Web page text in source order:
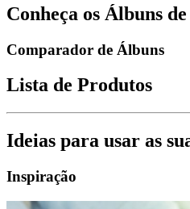
Conheça os Álbuns
Comparador de Álbuns
Lista de Produtos
Ideias para usar as
Inspiração